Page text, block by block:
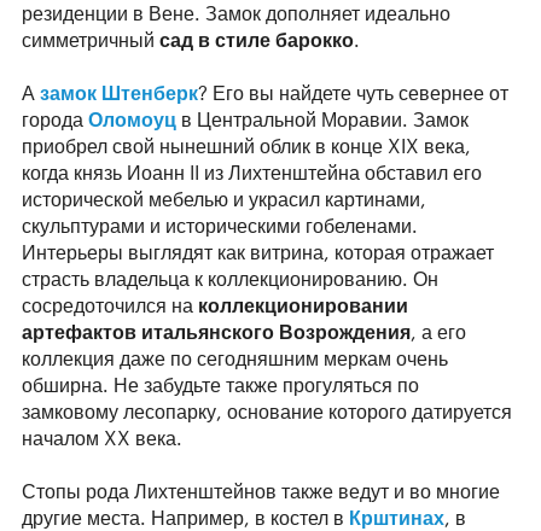
резиденции в Вене. Замок дополняет идеально
симметричный сад в стиле барокко.
А замок Штенберк? Его вы найдете чуть севернее от
города Оломоуц в Центральной Моравии. Замок
приобрел свой нынешний облик в конце XIX века,
когда князь Иоанн II из Лихтенштейна обставил его
исторической мебелью и украсил картинами,
скульптурами и историческими гобеленами.
Интерьеры выглядят как витрина, которая отражает
страсть владельца к коллекционированию. Он
сосредоточился на коллекционировании
артефактов итальянского Возрождения, а его
коллекция даже по сегодняшним меркам очень
обширна. Не забудьте также прогуляться по
замковому лесопарку, основание которого датируется
началом XX века.
Стопы рода Лихтенштейнов также ведут и во многие
другие места. Например, в костел в Крштинах, в